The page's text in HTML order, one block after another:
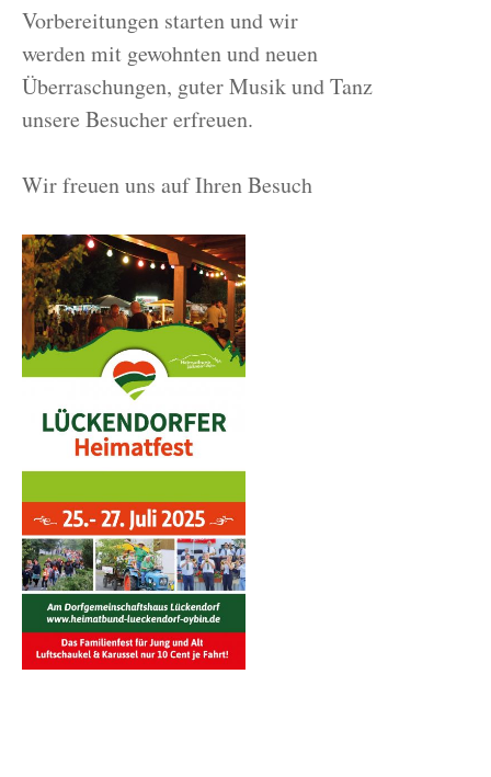
Vorbereitungen starten und wir
werden mit gewohnten und neuen
Überraschungen, guter Musik und Tanz
unsere Besucher erfreuen.
Wir freuen uns auf Ihren Besuch